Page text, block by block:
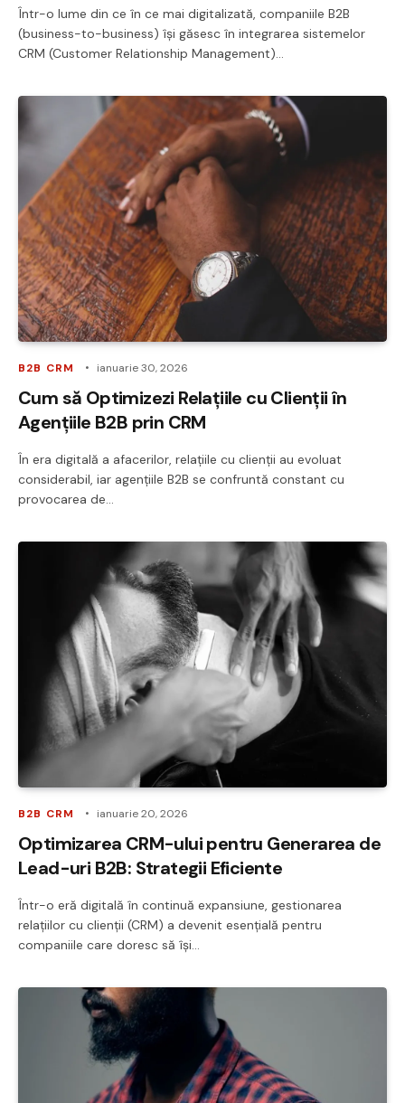
Într-o lume din ce în ce mai digitalizată, companiile B2B
(business-to-business) își găsesc în integrarea sistemelor
CRM (Customer Relationship Management)…
B2B CRM ianuarie 30, 2026
Cum să Optimizezi Relațiile cu Clienții în
Agențiile B2B prin CRM
În era digitală a afacerilor, relațiile cu clienții au evoluat
considerabil, iar agențiile B2B se confruntă constant cu
provocarea de…
B2B CRM ianuarie 20, 2026
Optimizarea CRM-ului pentru Generarea de
Lead-uri B2B: Strategii Eficiente
Într-o eră digitală în continuă expansiune, gestionarea
relațiilor cu clienții (CRM) a devenit esențială pentru
companiile care doresc să își…